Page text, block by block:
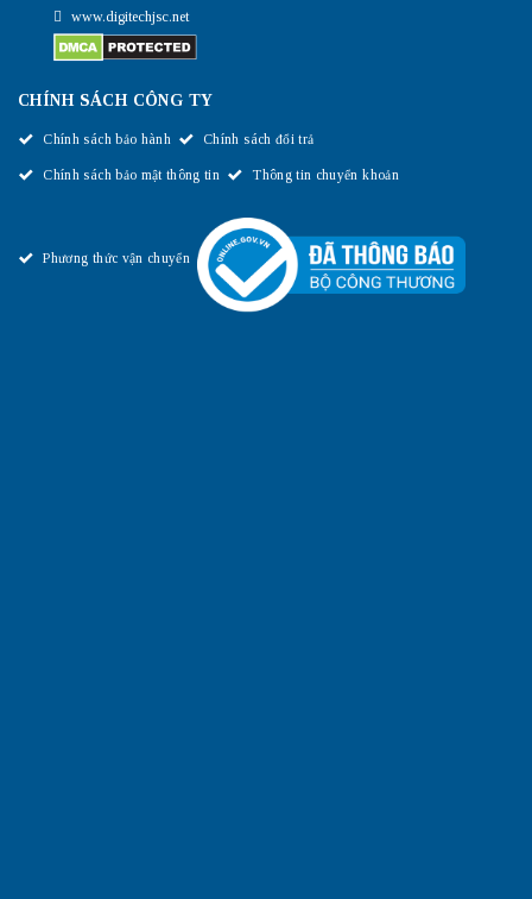
www.digitechjsc.net
CHÍNH SÁCH CÔNG TY
Chính sách bảo hành Chính sách đổi trả
Chính sách bảo mật thông tin Thông tin chuyển khoản
Phương thức vận chuyển